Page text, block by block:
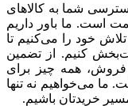
شما به کالاهای
است. ما باور داریم
تلاش خود را می‌کنیم تا
کنیم. از تضمین
فروش، همه چیز برای
می‌خواهیم نه تنها
خریدتان باشیم.